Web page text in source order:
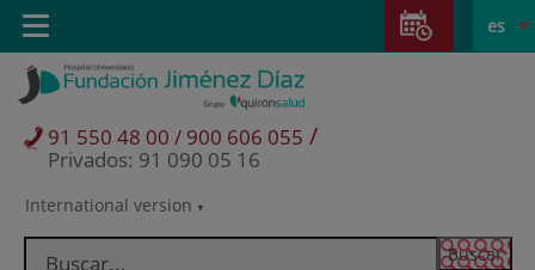
Saltar al contenido
Saltar
contenido
Selector
idioma
activo
es
International version
91 550 48 00 / 900 606 055 /
Privados: 91 090 05 16
Toggle
navigation